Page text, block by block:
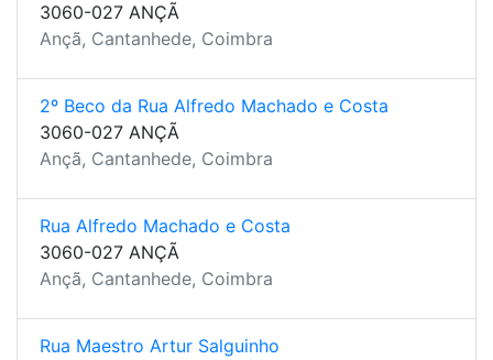
3060-027 ANÇÃ
Ançã, Cantanhede, Coimbra
2º Beco da Rua Alfredo Machado e Costa
3060-027 ANÇÃ
Ançã, Cantanhede, Coimbra
Rua Alfredo Machado e Costa
3060-027 ANÇÃ
Ançã, Cantanhede, Coimbra
Rua Maestro Artur Salguinho